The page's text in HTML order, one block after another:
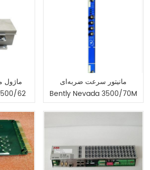
ماژول
62
مانیتور سرعت ضربه‌ای
Bently Nevada 3500/70M
مدل 176449-09